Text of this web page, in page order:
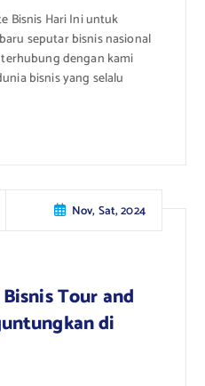
Bisnis Hari Ini untuk
seputar bisnis nasional
dengan kami
bisnis yang selalu
Nov, Sat, 2024
Tour and
di